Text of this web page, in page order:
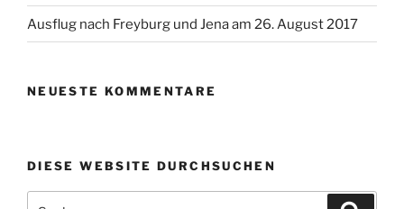
Ausflug nach Freyburg und Jena am 26. August 2017
NEUESTE KOMMENTARE
DIESE WEBSITE DURCHSUCHEN